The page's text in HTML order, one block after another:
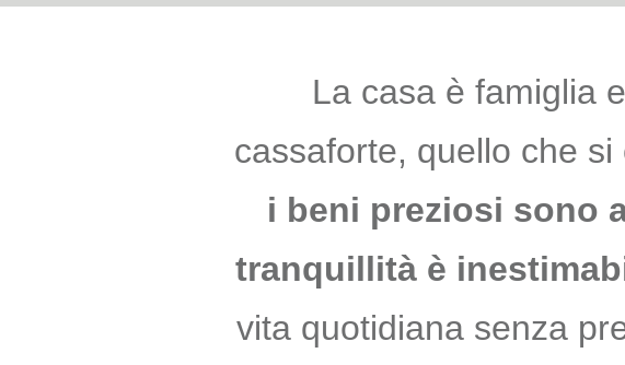
La casa è famiglia
cassaforte, quello che si
i beni preziosi sono
tranquillità è
vita quotidiana senza